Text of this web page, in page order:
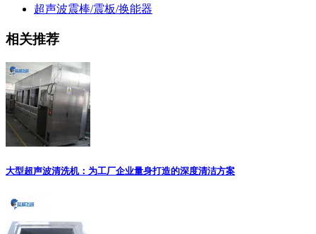
超声波震棒/震板/换能器
相关推荐
大型超声波清洗机：为工厂企业量身打造的深度清洁方案